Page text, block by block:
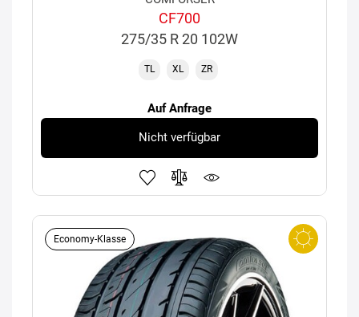
CF700
275/35 R 20 102W
TL XL ZR
Auf Anfrage
Nicht verfügbar
Economy-Klasse